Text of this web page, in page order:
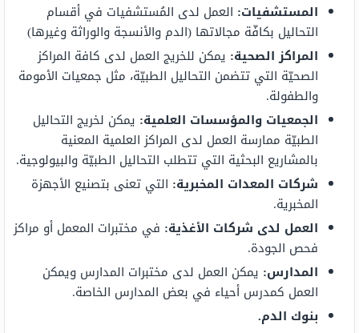
المستشفيات: العمل لدى المُستشفيات في أقسام
التحاليل بكافّة مجالاتها (الدم والأنسجة والوراثة وغيرها)
المراكز الصحية: يمكن للخريج العمل لدى كافة المراكز
الصحيّة التي تتضمن التحاليل الطبيّة، مثل جمعيات الأمومة
والطفولة.
الجمعيات والمؤسسات العلمية: يمكن لخريج التحاليل
الطبيّة ممارسة العمل لدى المراكز العلمية المعنية
بالمشاريع البحثية التي تتطلب التحاليل الطبيّة والبيولوجية.
شركات المعدات المخبرية: التي تعنى بتصنيع الأجهزة
المخبرية.
العمل لدى شركات الأغذية: في مختبرات المعمل أو مراكز
فحص الجودة.
المدارس: يمكن العمل لدى مختبرات المدارس ويمكن
العمل كمدرس أحياء في بعض المدارس الخاصة.
بنوك الدم.